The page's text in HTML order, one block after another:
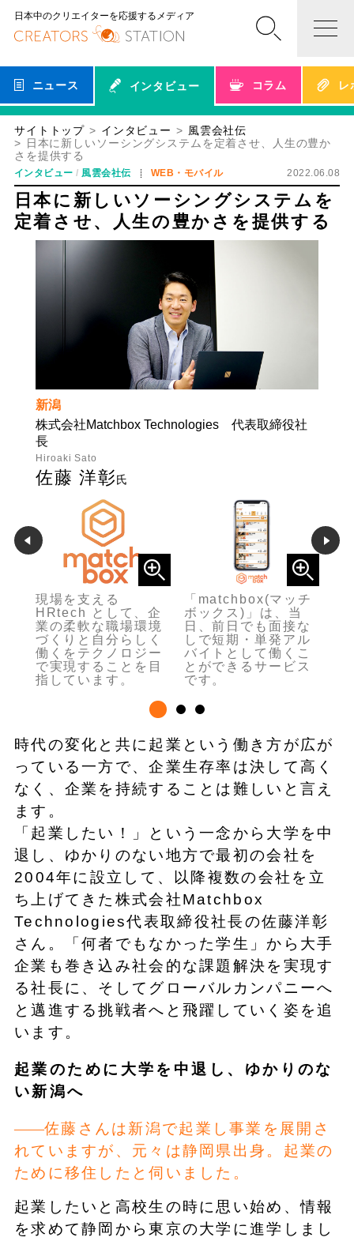
日本中のクリエイターを応援するメディア
ニュース インタビュー コラム レ
サイトトップ インタビュー
風雲会社伝
日本に新しいソーシングシステムを定着させ、人生の豊か
さを提供する
インタビュー 風雲会社伝 WEB・モバイル 2022.06.08
日本に新しいソーシングシステムを
定着させ、人生の豊かさを提供する
新潟
株式会社Matchbox Technologies 代表取締役社
長
Hiroaki Sato
佐藤 洋彰氏
現場を支える
HRtech として、企
業の柔軟な職場環境
づくりと自分らしく
働くをテクノロジー
で実現することを目
指しています。
「matchbox(マッチ
ボックス)」は、当
日、前日でも面接な
しで短期・単発アル
バイトとして働くこ
とができるサービス
です。
時代の変化と共に起業という働き方が広が
っている一方で、企業生存率は決して高く
なく、企業を持続することは難しいと言え
ます。
「起業したい！」という一念から大学を中
退し、ゆかりのない地方で最初の会社を
2004年に設立して、以降複数の会社を立
ち上げてきた株式会社Matchbox
Technologies代表取締役社長の佐藤洋彰
さん。「何者でもなかった学生」から大手
企業も巻き込み社会的な課題解決を実現す
る社長に、そしてグローバルカンパニーへ
と邁進する挑戦者へと飛躍していく姿を追
います。
起業のために大学を中退し、ゆかりのな
い新潟へ
佐藤さんは新潟で起業し事業を展開さ
れていますが、元々は静岡県出身。起業の
ために移住したと伺いました。
起業したいと高校生の時に思い始め、情報
を求めて静岡から東京の大学に進学しまし